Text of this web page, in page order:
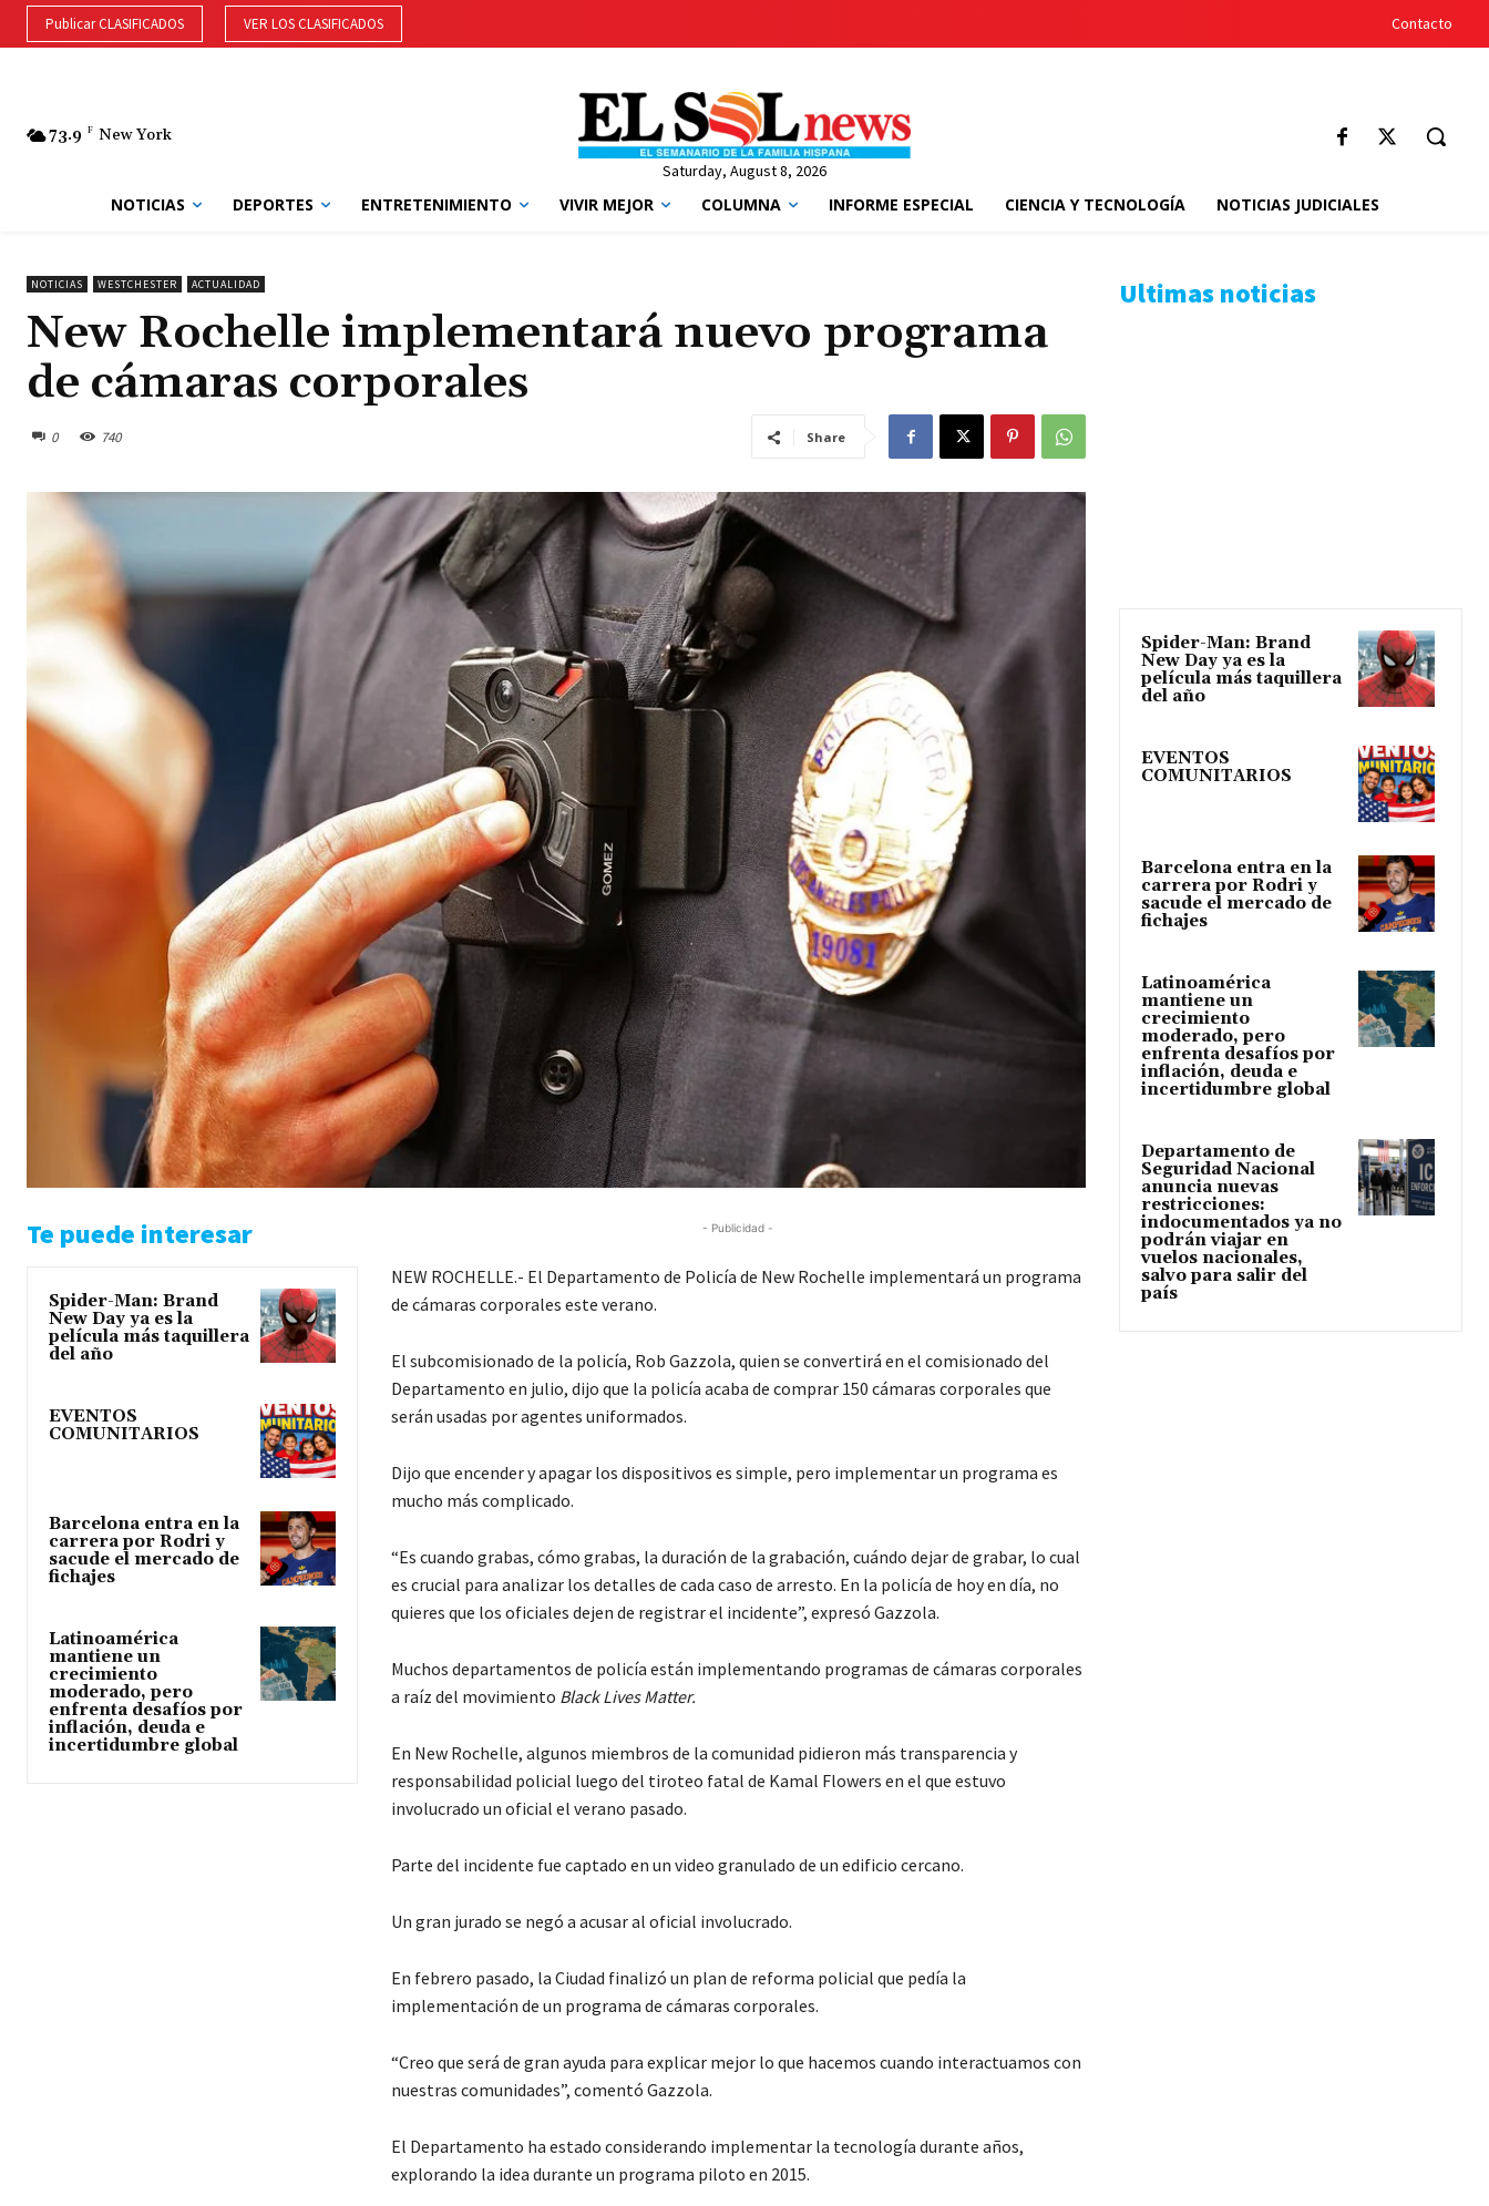
Publicar CLASIFICADOS VER LOS CLASIFICADOS Contacto
73.9 F New York
Saturday, August 8, 2026
NOTICIAS DEPORTES ENTRETENIMIENTO VIVIR MEJOR COLUMNA INFORME ESPECIAL CIENCIA Y TECNOLOGÍA NOTICIAS JUDICIALES
NOTICIAS WESTCHESTER ACTUALIDAD
New Rochelle implementará nuevo programa
de cámaras corporales
0 740 Share
Te puede interesar
Spider-Man: Brand
New Day ya es la
película más taquillera
del año
EVENTOS
COMUNITARIOS
Barcelona entra en la
carrera por Rodri y
sacude el mercado de
fichajes
Latinoamérica
mantiene un
crecimiento
moderado, pero
enfrenta desafíos por
inflación, deuda e
incertidumbre global
- Publicidad -
NEW ROCHELLE.- El Departamento de Policía de New Rochelle implementará un programa
de cámaras corporales este verano.
El subcomisionado de la policía, Rob Gazzola, quien se convertirá en el comisionado del
Departamento en julio, dijo que la policía acaba de comprar 150 cámaras corporales que
serán usadas por agentes uniformados.
Dijo que encender y apagar los dispositivos es simple, pero implementar un programa es
mucho más complicado.
“Es cuando grabas, cómo grabas, la duración de la grabación, cuándo dejar de grabar, lo cual
es crucial para analizar los detalles de cada caso de arresto. En la policía de hoy en día, no
quieres que los oficiales dejen de registrar el incidente”, expresó Gazzola.
Muchos departamentos de policía están implementando programas de cámaras corporales
a raíz del movimiento Black Lives Matter.
En New Rochelle, algunos miembros de la comunidad pidieron más transparencia y
responsabilidad policial luego del tiroteo fatal de Kamal Flowers en el que estuvo
involucrado un oficial el verano pasado.
Parte del incidente fue captado en un video granulado de un edificio cercano.
Un gran jurado se negó a acusar al oficial involucrado.
En febrero pasado, la Ciudad finalizó un plan de reforma policial que pedía la
implementación de un programa de cámaras corporales.
“Creo que será de gran ayuda para explicar mejor lo que hacemos cuando interactuamos con
nuestras comunidades”, comentó Gazzola.
El Departamento ha estado considerando implementar la tecnología durante años,
explorando la idea durante un programa piloto en 2015.
Ultimas noticias
Spider-Man: Brand
New Day ya es la
película más taquillera
del año
EVENTOS
COMUNITARIOS
Barcelona entra en la
carrera por Rodri y
sacude el mercado de
fichajes
Latinoamérica
mantiene un
crecimiento
moderado, pero
enfrenta desafíos por
inflación, deuda e
incertidumbre global
Departamento de
Seguridad Nacional
anuncia nuevas
restricciones:
indocumentados ya no
podrán viajar en
vuelos nacionales,
salvo para salir del
país